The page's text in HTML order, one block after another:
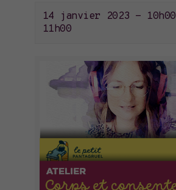
14 janvier 2023 - 10h00
11h00